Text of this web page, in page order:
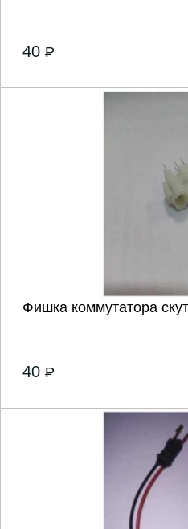
40 P
Фишка коммутатора
40 P